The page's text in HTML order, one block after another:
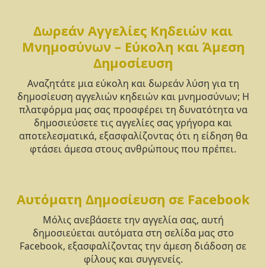
Δωρεάν Αγγελίες Κηδειών και
Μνημοσύνων – Εύκολη και Άμεση
Δημοσίευση
Αναζητάτε μια εύκολη και δωρεάν λύση για τη
δημοσίευση αγγελιών κηδειών και μνημοσύνων; Η
πλατφόρμα μας σας προσφέρει τη δυνατότητα να
δημοσιεύσετε τις αγγελίες σας γρήγορα και
αποτελεσματικά, εξασφαλίζοντας ότι η είδηση θα
φτάσει άμεσα στους ανθρώπους που πρέπει.
Αυτόματη Δημοσίευση σε Facebook
Μόλις ανεβάσετε την αγγελία σας, αυτή
δημοσιεύεται αυτόματα στη σελίδα μας στο
Facebook, εξασφαλίζοντας την άμεση διάδοση σε
φίλους και συγγενείς.